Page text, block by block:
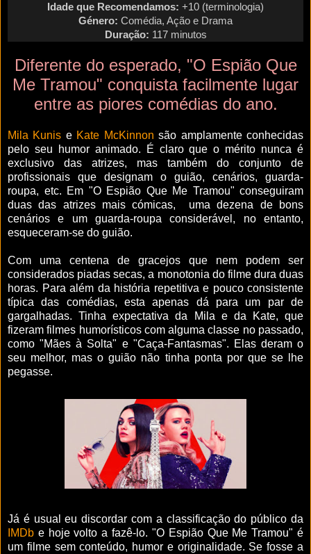
Idade que Recomendamos: +10 (terminologia)
Género: Comédia, Ação e Drama
Duração: 117 minutos
Diferente do esperado, "O Espião Que
Me Tramou" conquista facilmente lugar
entre as piores comédias do ano.
Mila Kunis e Kate McKinnon são amplamente conhecidas
pelo seu humor animado. É claro que o mérito nunca é
exclusivo das atrizes, mas também do conjunto de
profissionais que designam o guião, cenários, guarda-
roupa, etc. Em "O Espião Que Me Tramou" conseguiram
duas das atrizes mais cómicas, uma dezena de bons
cenários e um guarda-roupa considerável, no entanto,
esqueceram-se do guião.
Com uma centena de gracejos que nem podem ser
considerados piadas secas, a monotonia do filme dura duas
horas. Para além da história repetitiva e pouco consistente
típica das comédias, esta apenas dá para um par de
gargalhadas. Tinha expectativa da Mila e da Kate, que
fizeram filmes humorísticos com alguma classe no passado,
como "Mães à Solta" e "Caça-Fantasmas". Elas deram o
seu melhor, mas o guião não tinha ponta por que se lhe
pegasse.
Já é usual eu discordar com a classificação do público da
IMDb e hoje volto a fazê-lo. "O Espião Que Me Tramou" é
um filme sem conteúdo, humor e originalidade. Se fosse a